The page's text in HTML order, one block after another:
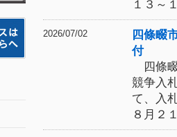
１３～
2026/07/02
四條畷
付
四條
競争入
て、入
８月２